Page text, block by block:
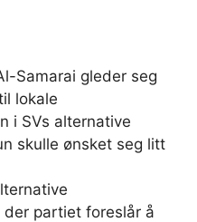
Samarai gleder seg
lokale
i SVs alternative
skulle ønsket seg litt
partiet foreslår å